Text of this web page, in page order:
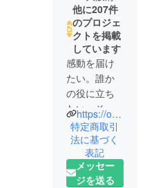
他に207件
のプロジェ
クトを掲載
しています
感動を届け
たい。誰か
の役に立ち
たい。そし
て、心から
「欲しい」
と思えるも
のだけを。
https://our-product.com/fm/31566/zbfGwgws
特定商取引
法に基づく
表記
メッセー
ジを送る